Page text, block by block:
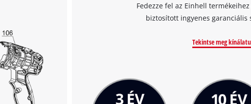
Fedezze fel az Einhell
biztosított ingyenes garanciális
Tekintse meg